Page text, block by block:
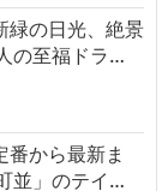
緑の日光、絶景
の至福ドラ…
番から最新ま
並」のテイ…